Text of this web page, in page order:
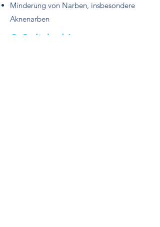
Minderung von Narben, insbesondere
Aknenarben
Q‑Switched‑Laser